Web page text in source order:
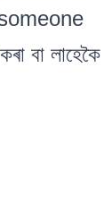
বা লাহেকৈ